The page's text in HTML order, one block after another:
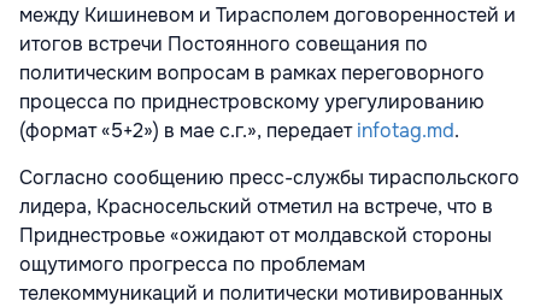
между Кишиневом и Тирасполем договоренностей и
итогов встречи Постоянного совещания по
политическим вопросам в рамках переговорного
процесса по приднестровскому урегулированию
(формат «5+2») в мае с.г.», передаетinfotag.md.
Согласно сообщению пресс-службы тираспольского
лидера, Красносельский отметил на встрече, что в
Приднестровье «ожидают от молдавской стороны
ощутимого прогресса по проблемам
телекоммуникаций и политически мотивированных